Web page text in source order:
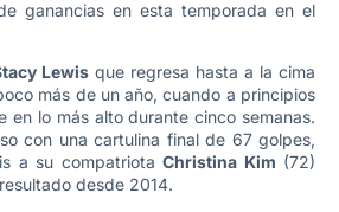
ganancias en esta temporada en el
Lewis que regresa hasta a la cima
más de un año, cuando a principios
en lo más alto durante cinco semanas.
con una cartulina final de 67 golpes,
a su compatriotaChristina Kim (72)
desde 2014.